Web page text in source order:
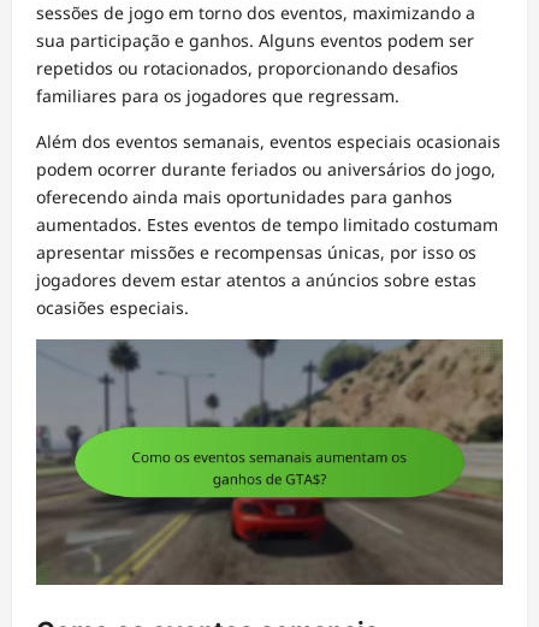
sessões de jogo em torno dos eventos, maximizando a
sua participação e ganhos. Alguns eventos podem ser
repetidos ou rotacionados, proporcionando desafios
familiares para os jogadores que regressam.
Além dos eventos semanais, eventos especiais ocasionais
podem ocorrer durante feriados ou aniversários do jogo,
oferecendo ainda mais oportunidades para ganhos
aumentados. Estes eventos de tempo limitado costumam
apresentar missões e recompensas únicas, por isso os
jogadores devem estar atentos a anúncios sobre estas
ocasiões especiais.